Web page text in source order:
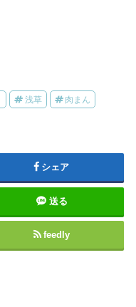
浅草 肉まん
シェア
送る
feedly